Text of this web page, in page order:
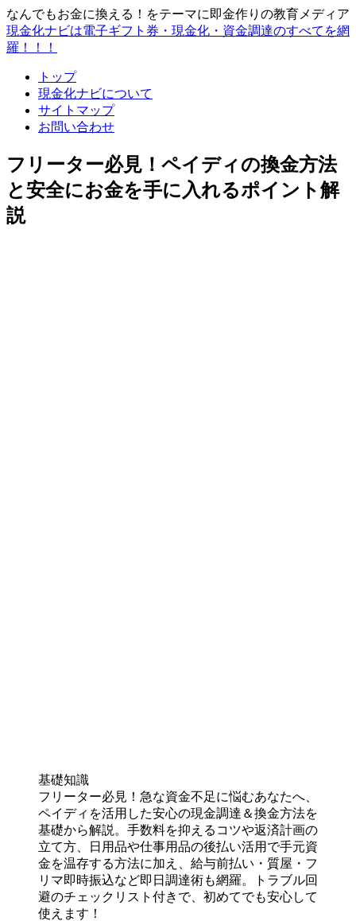
なんでもお金に換える！をテーマに即金作りの教育メディア
現金化ナビは電子ギフト券・現金化・資金調達のすべてを網
羅！！！
トップ
現金化ナビについて
サイトマップ
お問い合わせ
フリーター必見！ペイディの換金方法
と安全にお金を手に入れるポイント解
説
基礎知識
フリーター必見！急な資金不足に悩むあなたへ、
ペイディを活用した安心の現金調達＆換金方法を
基礎から解説。手数料を抑えるコツや返済計画の
立て方、日用品や仕事用品の後払い活用で手元資
金を温存する方法に加え、給与前払い・質屋・フ
リマ即時振込など即日調達術も網羅。トラブル回
避のチェックリスト付きで、初めてでも安心して
使えます！